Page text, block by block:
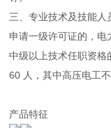
三、专业技术及技能人
申请一级许可证的，
中级以上技术任职资
60 人，其中高压电工不
产品特征